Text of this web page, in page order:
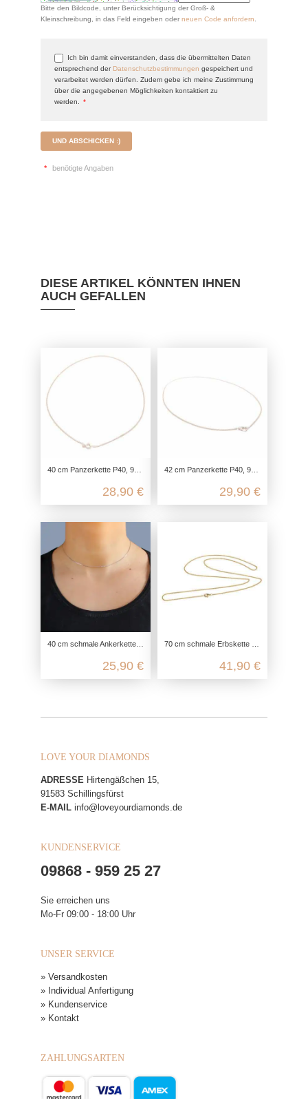
Bitte den Bildcode, unter Berücksichtigung der Groß- &
Kleinschreibung, in das Feld eingeben oder neuen Code anfordern
Ich bin damit einverstanden, dass die übermittelten Daten
entsprechend der Datenschutzbestimmungen gespeichert und
verarbeitet werden dürfen. Zudem gebe ich meine Zustimmung
über die angegebenen Möglichkeiten kontaktiert zu
werden.
*
UND ABSCHICKEN :)
* benötigte Angaben
DIESE ARTIKEL KÖNNTEN IHNEN
AUCH GEFALLEN
40 cm Panzerkette P40, 925 Sterling Silber, Flachpanzerkette Halskette, Gliederkette Silberkette fein, Kette für Anhänger zart
28,90 €
42 cm Panzerkette P40, 925 Sterling Silber, Flachpanzerkette Halskette, Gliederkette Silberkette fein, Kette für Anhänger zart
29,90 €
40 cm schmale Ankerkette 4-fach diamantiert aus echtem 925 Sterling Silber
25,90 €
70 cm schmale Erbskette aus 925 Sterling Silber
41,90 €
LOVE YOUR DIAMONDS
ADRESSE Hirtengäßchen 15,
91583 Schillingsfürst
E-MAIL info@loveyourdiamonds.de
KUNDENSERVICE
09868 - 959 25 27
Sie erreichen uns
Mo-Fr 09:00 - 18:00 Uhr
UNSER SERVICE
» Versandkosten
» Individual Anfertigung
» Kundenservice
» Kontakt
ZAHLUNGSARTEN